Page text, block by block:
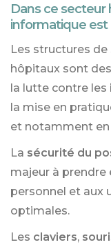
Dans ce secteur
informatique est
Les structures
hôpitaux sont
la lutte contre les
la mise en
et notamment
La sécurité du
majeur à prendre
personnel et aux
optimales.
Les claviers,